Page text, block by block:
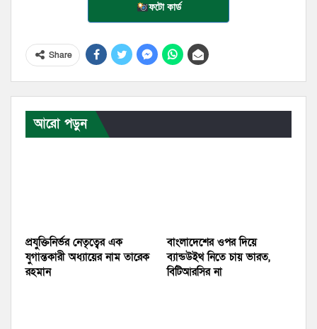
ফটো কার্ড
Share
আরো পড়ুন
প্রযুক্তিনির্ভর নেতৃত্বের এক
যুগান্তকারী অধ্যায়ের নাম তারেক
রহমান
বাংলাদেশের ওপর দিয়ে
ব্যান্ডউইথ নিতে চায় ভারত,
বিটিআরসির না